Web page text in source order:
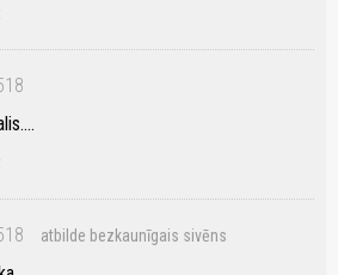
atbilde bezkaunīgais sivēns